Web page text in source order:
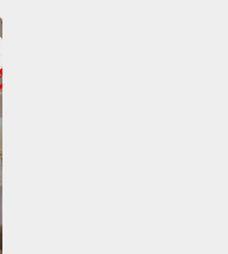
Venteira - 1575182 -
T2 Amadora,
Appartement T2